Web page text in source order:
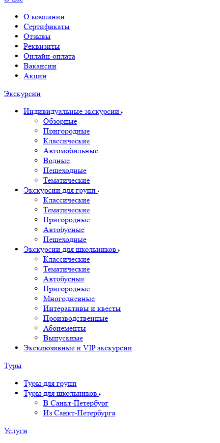
О компании
Сертификаты
Отзывы
Реквизиты
Онлайн-оплата
Вакансии
Акции
Экскурсии
Индивидуальные экскурсии
Обзорные
Пригородные
Классические
Автомобильные
Водные
Пешеходные
Тематические
Экскурсии для групп
Классические
Тематические
Пригородные
Автобусные
Пешеходные
Экскурсии для школьников
Классические
Тематические
Автобусные
Пригородные
Многодневные
Интерактивы и квесты
Производственные
Абонементы
Выпускные
Эксклюзивные и VIP экскурсии
Туры
Туры для групп
Туры для школьников
В Санкт-Петербург
Из Санкт-Петербурга
Услуги